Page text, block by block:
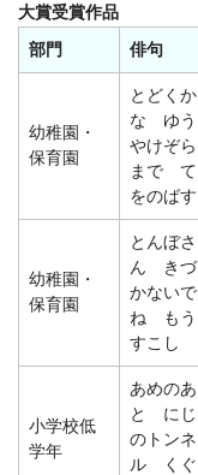
大賞受賞作品
部門
俳句
幼稚園・
保育園
とどくか
な ゆう
やけぞら
まで て
をのばす
幼稚園・
保育園
とんぼさ
ん きづ
かないで
ね もう
すこし
小学校低
学年
あめのあ
と にじ
のトンネ
ル くぐ